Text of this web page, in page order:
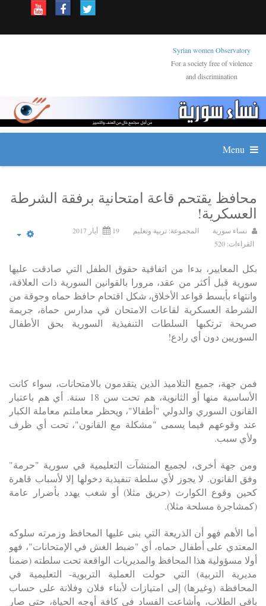
Syrian women Observatory
For a society free of violence
and discrimination
محافظ يقتحم قاعة امتحانية برفقة الشرطة
العسكرية!
نساء سورية المجموعة: تربية وتعليم
19 أيار 2017
القراءات: 520
بكل المعايير، بدءا من اتفاقية حقوق الطفل التي صادقت عليها
سورية قبل أكثر من عقد، مرورا بالقوانين السورية ذات العلاقة،
وانتهاء بأبسط قواعد الأخلاق، شكل اقتحام حافظ حماه وجوقة من
الشرطة العسكرية لقاعات الامتحان في مدارس حماة، جريمة
صريحة ترتكبها السلطات التنفيذية السورية بحق الأطفال
السوريين دون أي رادع!
فمن جهة، جميع التلاميذ الذين يتقدمون بالامتحانات، سواء كانت
الأساسية منها أو الثانوية، هم تحت سن 18 سنة. أي هم باعتبار
القانون السوري والدولي "أطفالا"، ويحظر معاملتم معاملة الكبار
عند وقوعهم فيما يسمى "مشكلة مع القانون"، تحت أي ظرف
ولأي سبب.
ومن جهة أخرى، لجميع المنشآت التعليمية في سورية "حرمة"
وفق القانون. لا يجوز لأي سلطة تنفيذية دخولها إلا لأسباب قاهرة
كحين وقوع الكوارث (حريق مثلا) أو شغب يهدد بأضرار عامة
(كمشاجرة مسلحة مثلا).
أما الأهم فهو أن الذريعة التي بنى عليها المحافظ وزمرته سلوكه
المعتدي على أطفال حماه، أي "ضبط الغش في الإمتحانات"، فهو
أولا مسؤولية هذا المحافظ والمديريات الواقعة تحت سلطته (ضمنا
مديرية التربية) التي حولت العملية التربوية- التعليمية في
المحافظة (وغيرها) إلى امتيازات لأبناء فلان وفلانة على حساب
باقي الطلاب، وأشاعت الفساد في كافة أوجه الحياة، حتى صار